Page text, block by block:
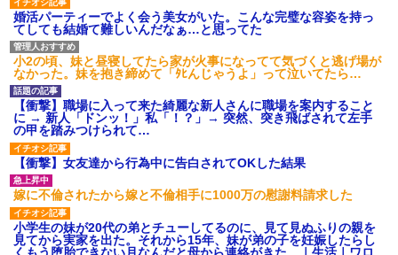
【ネット騒然】惨殺されたタ
ワマン頂き女子のこの動画、す
げえええええｗｗｗｗｗｗｗｗ
ｗｗｗ
【愕然】白のクラウン俺氏、
高速道路左車線を制限速度で走
った結果wwwwwwwwwwww
百年の恋12-899 食べた量を
張り合ってくる
【悲報】佐藤輝明・・・２軍
でも盛大にやらかす←あまり悲
しませないでくれ
婚活パーティーでよく会う美女がいた。こんな完璧な容姿を持っ
てしても結婚て難しいんだなぁ…と思ってた
小2の頃、妹と昼寝してたら家が火事になってて気づくと逃げ場が
なかった。妹を抱き締めて「ﾀﾋんじゃうよ」って泣いてたら…
【衝撃】職場に入って来た綺麗な新人さんに職場を案内すること
に → 新人「ドンッ！」私「！？」→ 突然、突き飛ばされて左手
の甲を踏みつけられて…
【衝撃】女友達から行為中に告白されてOKした結果
嫁に不倫されたから嫁と不倫相手に1000万の慰謝料請求した
小学生の妹が20代の弟とチューしてるのに、見て見ぬふりの親を
見てから実家を出た。それから15年、妹が弟の子を妊娠したらし
くもう堕胎できない月なんだと母から連絡がきた…｜生活｜ワロ